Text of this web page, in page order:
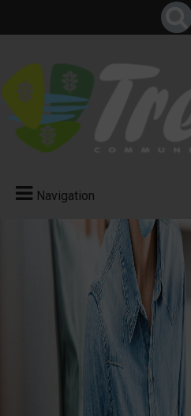
Navigation